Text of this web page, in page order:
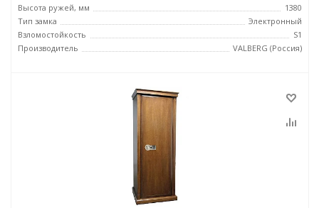
Высота ружей, мм
1380
Тип замка
Электронный
Взломостойкость
S1
Производитель
VALBERG (Россия)